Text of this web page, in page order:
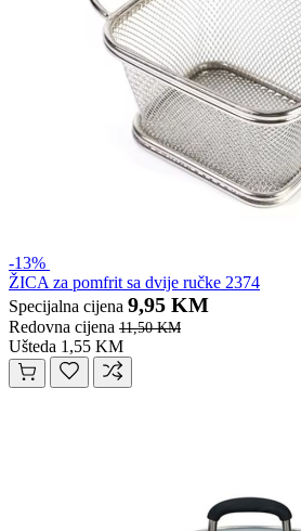
-13%
ŽICA za pomfrit sa dvije ručke 2374
Specijalna cijena 9,95 KM
Redovna cijena 11,50 KM
Ušteda 1,55 KM